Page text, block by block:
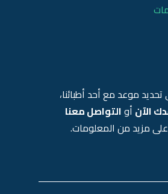
موعد مع أحد أطبائنا،
الآن أوالتواصل معنا
مزيد من المعلومات.